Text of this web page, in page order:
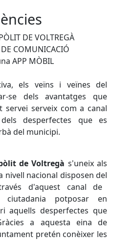
DE VOLTREGÀ
COMUNICACIÓ
APP MÒBIL
els veïns i veïnes del
se dels avantatges que
servei serveix com a canal
desperfectes que es
del municipi.
de Voltregà s'uneix als
nivell nacional disposen del
d'aquest canal de
ciutadania potposar en
aquells desperfectes que
a aquesta eina de
pretén conèixer les